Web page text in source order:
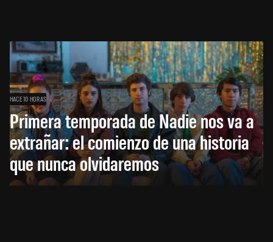
HACE 10 HORAS
Primera temporada de Nadie nos va a
extrañar: el comienzo de una historia
que nunca olvidaremos